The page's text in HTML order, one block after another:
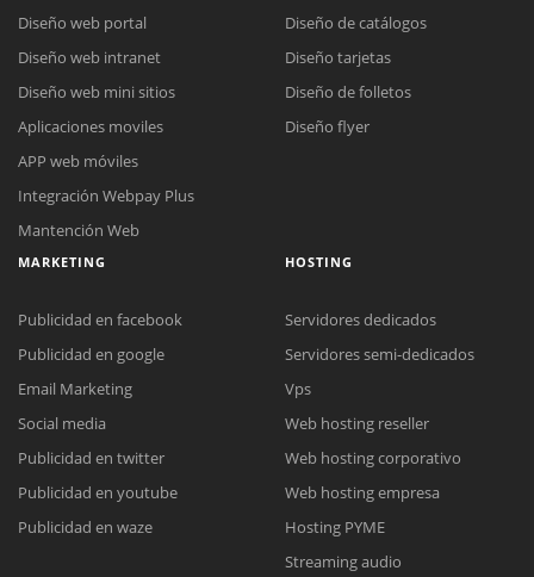
Reunión online
Meet para la reunión online.
Cotización
Chat Online
Todos nuestros ejecutivos están fuera de línea. Complete el formulario
Diseño web portal
Diseño web intranet
Diseño web mini sitios
Aplicaciones moviles
APP web móviles
Integración Webpay Plus
Mantención Web
Diseño de catálogos
Diseño tarjetas
Diseño de folletos
Diseño flyer
MARKETING
Publicidad en facebook
Publicidad en google
Email Marketing
Social media
Publicidad en twitter
Publicidad en youtube
Publicidad en waze
HOSTING
Servidores dedicados
Servidores semi-dedicados
Vps
Web hosting reseller
Web hosting corporativo
Web hosting empresa
Hosting PYME
Streaming audio